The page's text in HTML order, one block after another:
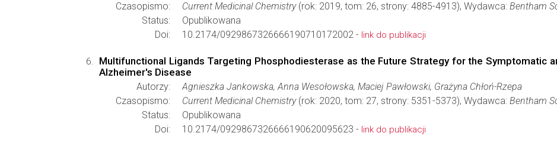
Czasopismo:
Current Medicinal Chemistry(rok: 2019, tom: 26, strony: 4885-4913), Wydawca: Bentham
Status:
Opublikowana
Doi:
10.2174/0929867326666190710172002 - link do publikacji
Multifunctional Ligands Targeting Phosphodiesterase as the Future Strategy for the Symptomatic
Alzheimer's Disease
Autorzy:
Agnieszka Jankowska, Anna Wesołowska, Maciej Pawłowski, Grażyna Chłoń-Rzepa
Czasopismo:
Current Medicinal Chemistry(rok: 2020, tom: 27, strony: 5351-5373), Wydawca: Bentham
Status:
Opublikowana
Doi:
10.2174/0929867326666190620095623 - link do publikacji